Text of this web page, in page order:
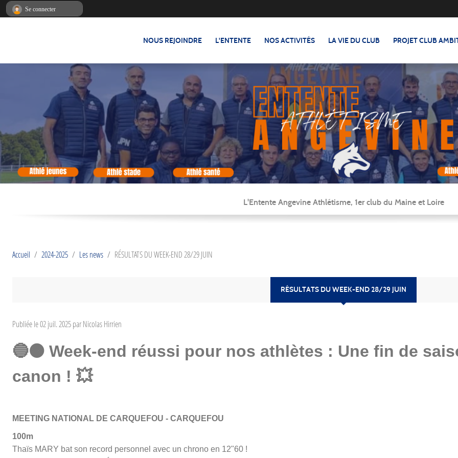
NOUS REJOINDRE L'ENTENTE NOS ACTIVITÉS LA VIE DU CLUB PROJET CLUB
L'Entente Angevine Athlétisme, 1er club du Maine et Loire
Accueil 2024-2025 Les news RÉSULTATS DU WEEK-END 28/29 JUIN
RÉSULTATS DU WEEK-END 28/29 JUIN
Publiée le02 juil. 2025par Nicolas Hirrien
🔵🟠 Week-end réussi pour nos athlètes : Une fin de
canon ! 💥
MEETING NATIONAL DE CARQUEFOU - CARQUEFOU
100m
Thaïs MARY bat son record personnel avec un chrono en 12"60 !
Se connecter
Panneau de gestion des cookies